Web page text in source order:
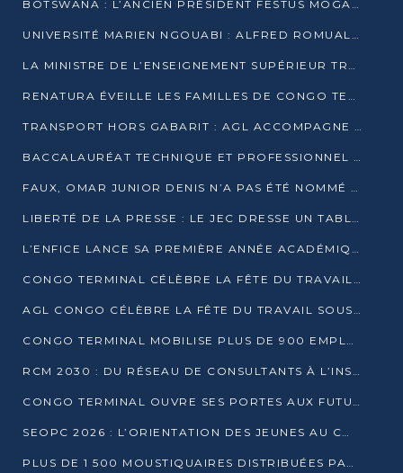
BOTSWANA : L’ANCIEN PRÉSIDENT FESTUS MOGAE EST MORT À 86 ANS
UNIVERSITÉ MARIEN NGOUABI : ALFRED ROMUALD NGUYA POATY SOUTIENT UNE THÈSE SUR LE PARADOXE DE LA CROISSANCE EN ZONE CEMAC
LA MINISTRE DE L’ENSEIGNEMENT SUPÉRIEUR TRACE SA FEUILLE DE ROUTE
RENATURA ÉVEILLE LES FAMILLES DE CONGO TERMINAL À LA PROTECTION DE L’ENVIRONNEMENT
TRANSPORT HORS GABARIT : AGL ACCOMPAGNE LE DÉVELOPPEMENT DU SECTEUR BRASSICOLE AU CONGO
BACCALAURÉAT TECHNIQUE ET PROFESSIONNEL : 16 352 CANDIDATS LANCÉS DANS LES ÉPREUVES D’EPS
FAUX, OMAR JUNIOR DENIS N’A PAS ÉTÉ NOMMÉ AIDE DE CAMP ADJOINT DE DENIS SASSOU NGUESSO
LIBERTÉ DE LA PRESSE : LE JEC DRESSE UN TABLEAU PRÉOCCUPANT AU CONGO
L’ENFICE LANCE SA PREMIÈRE ANNÉE ACADÉMIQUE AVEC 100 FUTURS ENSEIGNANTS
CONGO TERMINAL CÉLÈBRE LA FÊTE DU TRAVAIL AVEC SES COLLABORATEURS À POINTE-NOIRE
AGL CONGO CÉLÈBRE LA FÊTE DU TRAVAIL SOUS LE SIGNE DE LA COHÉSION
CONGO TERMINAL MOBILISE PLUS DE 900 EMPLOYÉS AUTOUR DE LA SÉCURITÉ AU TRAVAIL
RCM 2030 : DU RÉSEAU DE CONSULTANTS À L’INSTRUMENT DE PUISSANCE EN AFRIQUE FRANCOPHONE
CONGO TERMINAL OUVRE SES PORTES AUX FUTURS INGÉNIEURS AU FORUM DES MÉTIERS D’UCAC-ICAM
SEOPC 2026 : L’ORIENTATION DES JEUNES AU CŒUR DE LA DEUXIÈME ÉDITION
PLUS DE 1 500 MOUSTIQUAIRES DISTRIBUÉES PAR AGL ET CONGO TERMINAL DANS LA LUTTE CONTRE LE PALUDISME